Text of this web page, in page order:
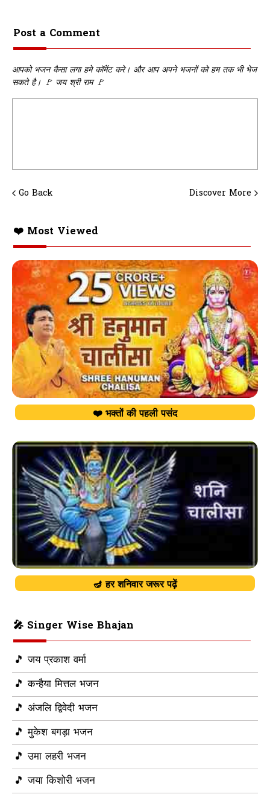
Post a Comment
आपको भजन कैसा लगा हमे कॉमेंट करे। और आप अपने भजनों को हम तक भी भेज
सकते है। 🚩 जय श्री राम 🚩
Go Back Discover More
❤️ Most Viewed
❤️ भक्तों की पहली पसंद
🪔 हर शनिवार जरूर पढ़ें
🎤 Singer Wise Bhajan
🎵 जय प्रकाश वर्मा
🎵 कन्हैया मित्तल भजन
🎵 अंजलि द्विवेदी भजन
🎵 मुकेश बगड़ा भजन
🎵 उमा लहरी भजन
🎵 जया किशोरी भजन